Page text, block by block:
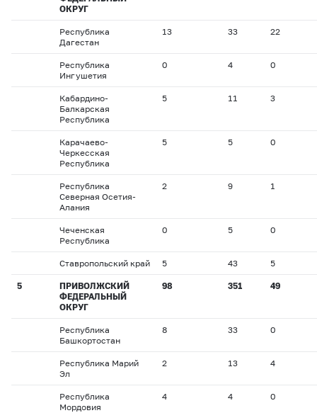
ОКРУГ
Республика
Дагестан
13 33 22
Республика
Ингушетия
0 4 0
Кабардино-
Балкарская
Республика
5 11 3
Карачаево-
Черкесская
Республика
5 5 0
Республика
Северная Осетия-
Алания
2 9 1
Чеченская
Республика
0 5 0
Ставропольский край 5 43 5
5
ПРИВОЛЖСКИЙ
ФЕДЕРАЛЬНЫЙ
ОКРУГ
98 351 49
Республика
Башкортостан
8 33 0
Республика Марий
Эл
2 13 4
Республика
Мордовия
4 4 0